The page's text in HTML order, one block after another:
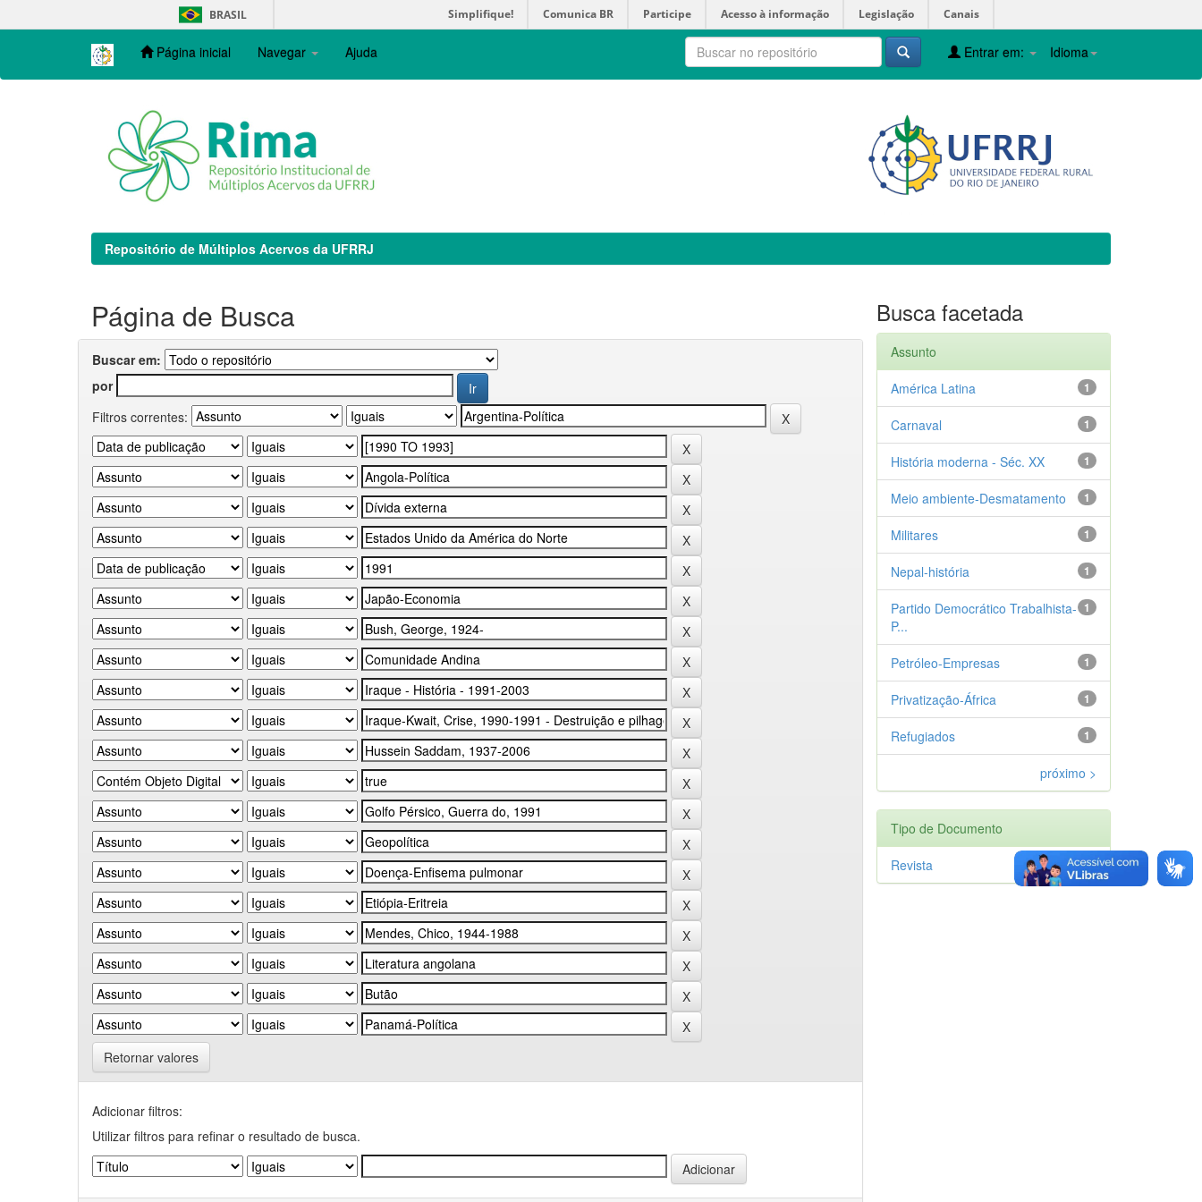
navigation
BRASIL Simplifique! Comunica BR Participe Acesso à informação Legislação Canais
Página inicial Navegar Ajuda Idioma
Entrar em:
Repositório de Múltiplos Acervos da UFRRJ
Página de Busca
Buscar em:
por
Filtros correntes:
Retornar valores
Adicionar filtros:
Utilizar filtros para refinar o resultado de busca.
Busca facetada
Assunto
1
América Latina
1
Carnaval
1
História moderna - Séc. XX
1
Meio ambiente-Desmatamento
1
Militares
1
Nepal-história
1
Partido Democrático Trabalhista-
P...
1
Petróleo-Empresas
1
Privatização-África
1
Refugiados
próximo >
Tipo de Documento
1
Revista